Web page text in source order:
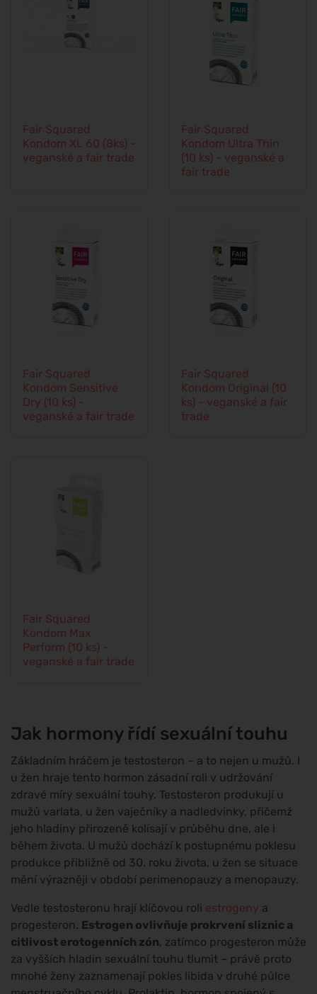
Fair Squared
Kondom XL 60 (8ks) -
veganské a fair trade
Fair Squared
Kondom Ultra Thin
(10 ks) - veganské a
fair trade
Fair Squared
Kondom Sensitive
Dry (10 ks) -
veganské a fair trade
Fair Squared
Kondom Original (10
ks) - veganské a fair
trade
Fair Squared
Kondom Max
Perform (10 ks) -
veganské a fair trade
Jak hormony řídí sexuální touhu
Základním hráčem je testosteron – a to nejen u mužů. I
u žen hraje tento hormon zásadní roli v udržování
zdravé míry sexuální touhy. Testosteron produkují u
mužů varlata, u žen vaječníky a nadledvinky, přičemž
jeho hladiny přirozeně kolísají v průběhu dne, ale i
během života. U mužů dochází k postupnému poklesu
produkce přibližně od 30. roku života, u žen se situace
mění výrazněji v období perimenopauzy a menopauzy.
Vedle testosteronu hrají klíčovou roli estrogeny a
progesteron. Estrogen ovlivňuje prokrvení sliznic a
citlivost erotogenních zón, zatímco progesteron může
za vyšších hladin sexuální touhu tlumit – právě proto
mnohé ženy zaznamenají pokles libida v druhé půlce